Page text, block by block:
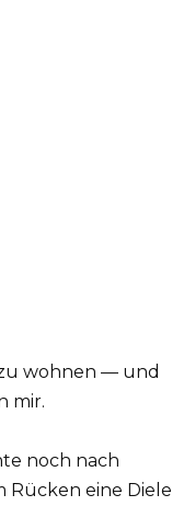
wohnen — und
mir.
noch nach
Rücken eine Diele